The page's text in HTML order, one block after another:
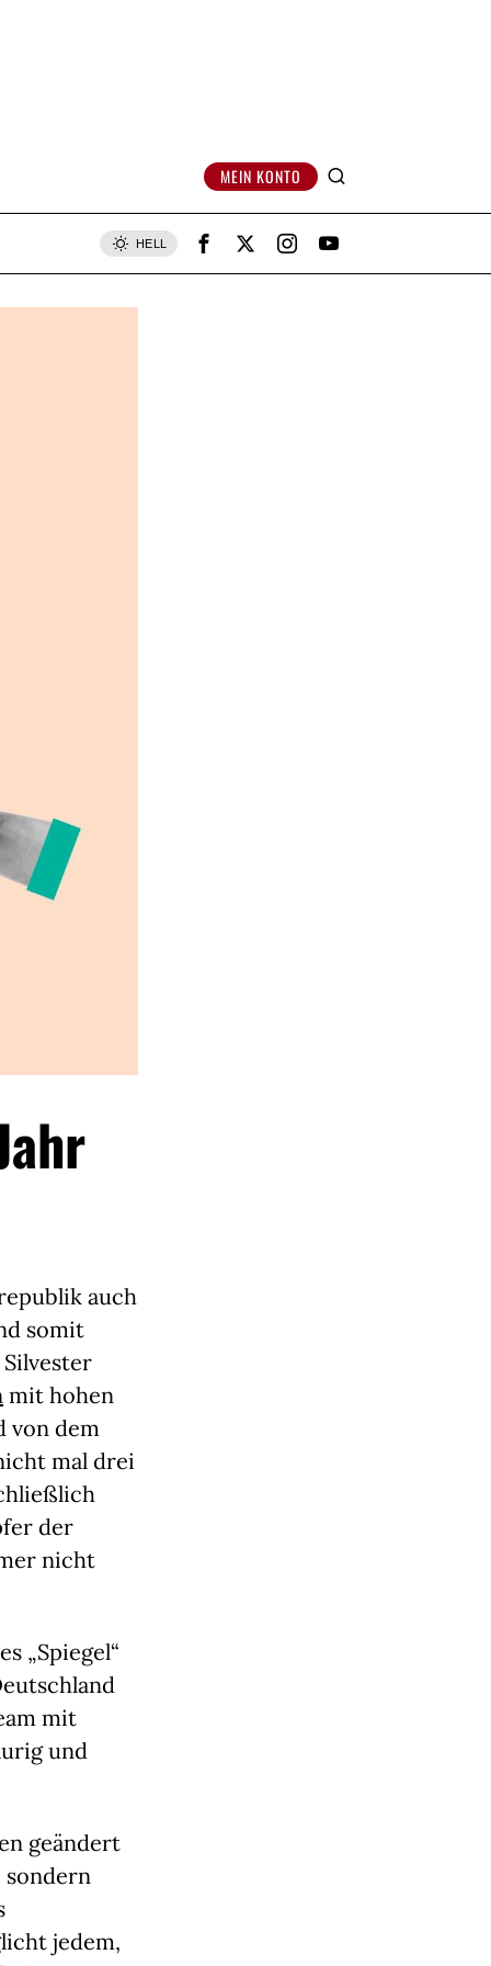
MEIN KONTO
HELL
auch
somit
mit hohen
von dem
mal drei
der
nicht
„Spiegel“
mit
und
geändert
sondern
jedem,